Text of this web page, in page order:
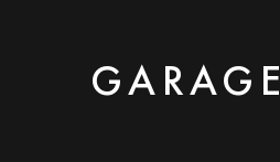
GARAGE